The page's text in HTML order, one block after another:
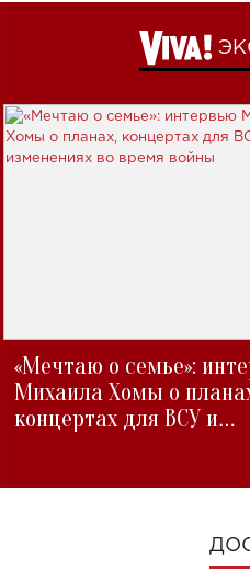
«Мечтаю о семье»:
Михаила Хомы о
концертах для ВСУ и